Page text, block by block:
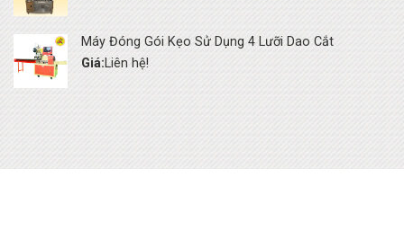
Máy Đóng Gói Kẹo Sử Dụng 4 Lưỡi Dao Cắt
Giá:Liên hệ!